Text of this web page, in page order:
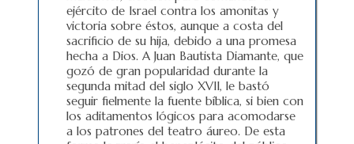
ejército de Israel contra los amonitas y
victoria sobre éstos, aunque a costa del
sacrificio de su hija, debido a una promesa
hecha a Dios. A Juan Bautista Diamante, que
gozó de gran popularidad durante la
segunda mitad del siglo XVII, le bastó
seguir fielmente la fuente bíblica, si bien con
los aditamentos lógicos para acomodarse
a los patrones del teatro áureo. De esta